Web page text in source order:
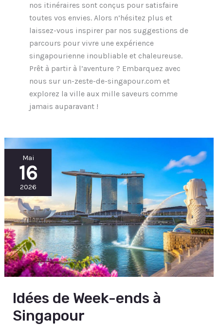
nos itinéraires sont conçus pour satisfaire
toutes vos envies. Alors n’hésitez plus et
laissez-vous inspirer par nos suggestions de
parcours pour vivre une expérience
singapourienne inoubliable et chaleureuse.
Prêt à partir à l’aventure ? Embarquez avec
nous sur un-zeste-de-singapour.com et
explorez la ville aux mille saveurs comme
jamais auparavant !
Mai
16
2026
Idées de Week-ends à
Singapour
Idées
de
Week-
ends
à
Singapour